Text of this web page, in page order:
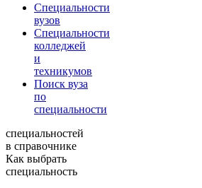
Специальности
вузов
Специальности
колледжей
и
техникумов
Поиск вуза
по
специальности
специальностей
в справочнике
Как выбрать
специальность